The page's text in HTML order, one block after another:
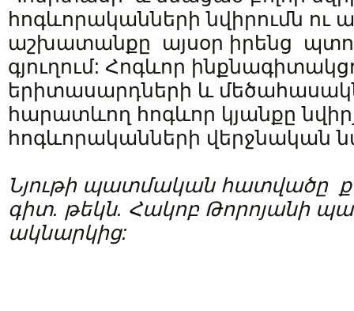
հոգևորականների նվիրումն ու
աշխատանքը այսօր իրենց
գյուղում: Հոգևոր
երիտասարդների և
հարատևող հոգևոր կյանքը
հոգևորականների վերջնական
Նյութի պատմական հատվածը
գիտ. թեկն. Հակոբ Թորոյանի
ակնարկից: